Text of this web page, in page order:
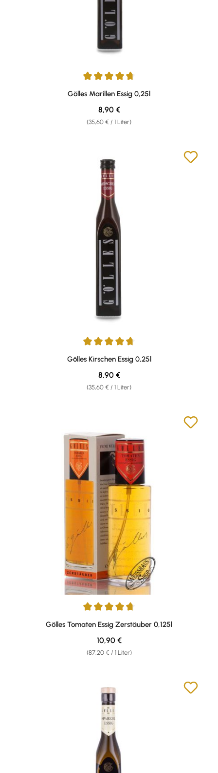
Durchschnittliche Bewertung von 4.83 von 5 Sternen
Gölles Marillen Essig 0,25l
(35,60 € / 1 Liter)
Regulärer Preis:
8,90 €
Durchschnittliche Bewertung von 4.67 von 5 Sternen
Gölles Kirschen Essig 0,25l
(35,60 € / 1 Liter)
Regulärer Preis:
8,90 €
Durchschnittliche Bewertung von 4.83 von 5 Sternen
Gölles Tomaten Essig Zerstäuber 0,125l
(87,20 € / 1 Liter)
Regulärer Preis:
10,90 €